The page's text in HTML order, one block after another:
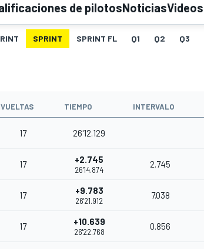
de pilotosNoticiasVideos
SPRINT SPRINT FL Q1 Q2 Q3
VUELTAS TIEMPO INTERVALO
17 26'12.129
17 +2.745
26'14.874
2.745
17 +9.783
26'21.912
7.038
17 +10.639
26'22.768
0.856